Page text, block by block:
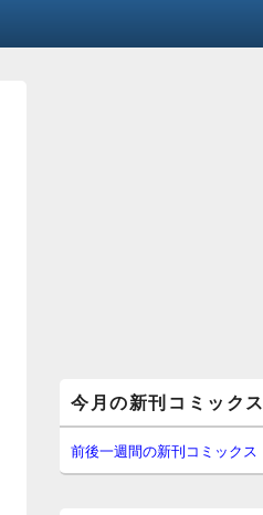
イ
ン
サ
イ
今月の新刊コミックス
前後一週間の新刊コミックス